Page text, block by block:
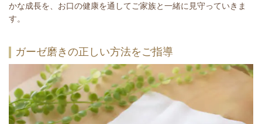
かな成長を、お口の健康を通してご家族と一緒に見守っていきま
す。
ガーゼ磨きの正しい方法をご指導